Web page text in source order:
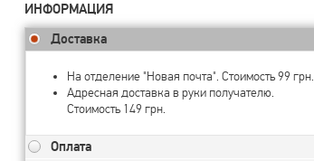
ИНФОРМАЦИЯ
Доставка
На отделение "Новая почта". Стоимость 99 грн.
Адресная доставка в руки получателю.
Стоимость 149 грн.
Оплата